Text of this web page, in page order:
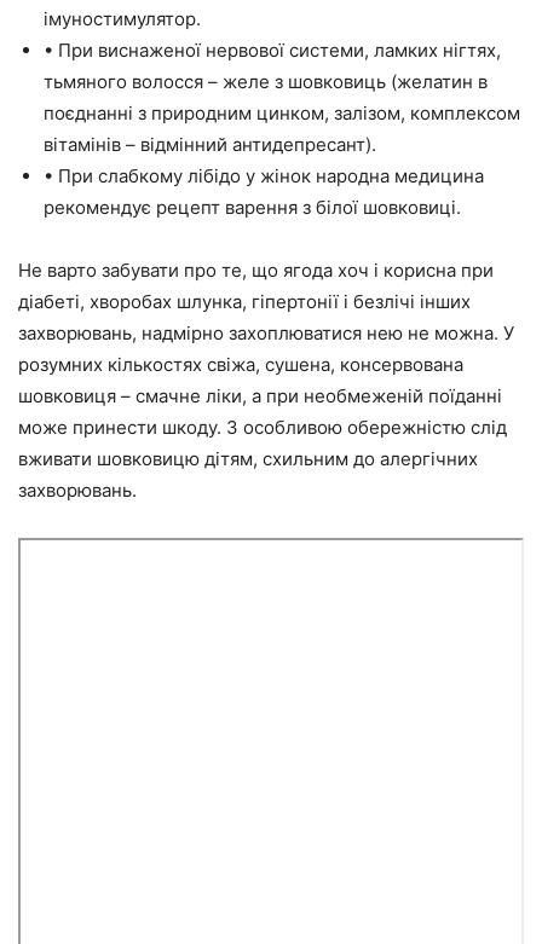
імуностимулятор.
• При виснаженої нервової системи, ламких нігтях,
тьмяного волосся – желе з шовковиць (желатин в
поєднанні з природним цинком, залізом, комплексом
вітамінів – відмінний антидепресант).
• При слабкому лібідо у жінок народна медицина
рекомендує рецепт варення з білої шовковиці.
Не варто забувати про те, що ягода хоч і корисна при
діабеті, хворобах шлунка, гіпертонії і безлічі інших
захворювань, надмірно захоплюватися нею не можна. У
розумних кількостях свіжа, сушена, консервована
шовковиця – смачне ліки, а при необмеженій поїданні
може принести шкоду. З особливою обережністю слід
вживати шовковицю дітям, схильним до алергічних
захворювань.